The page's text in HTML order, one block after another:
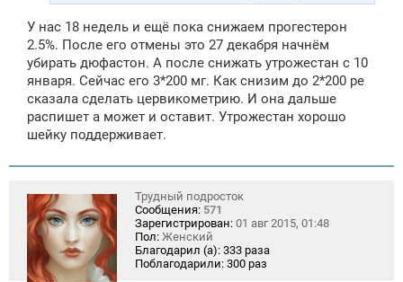
У нас 18 недель и ещё пока снижаем прогестерон
2.5%. После его отмены это 27 декабря начнём
убирать дюфастон. А после снижать утрожестан с 10
января. Сейчас его 3*200 мг. Как снизим до 2*200 ре
сказала сделать цервикометрию. И она дальше
распишет а может и оставит. Утрожестан хорошо
шейку поддерживает.
Трудный подросток
Сообщения: 571
Зарегистрирован: 01 авг 2015, 01:48
Пол: Женский
Благодарил (а): 333 раза
Поблагодарили: 300 раз